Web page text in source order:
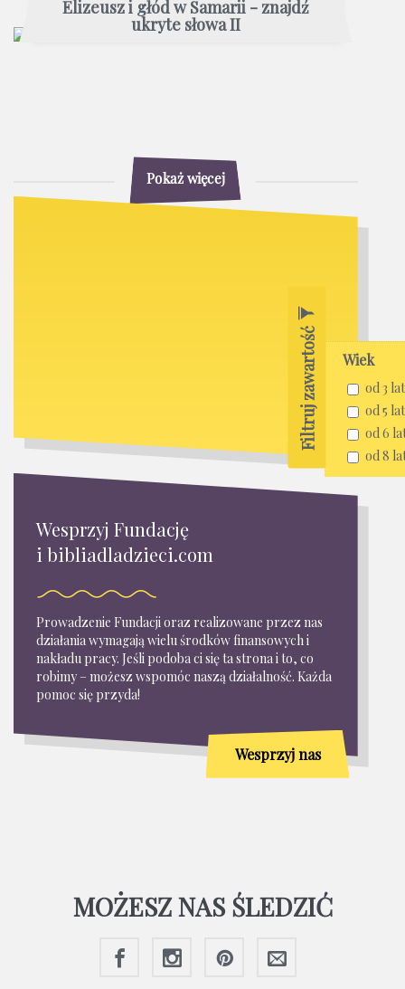
Elizeusz i głód w Samarii - znajdź
ukryte słowa II
Pokaż więcej
Filtruj zawartość Wiek
od 3 lat
od 5 lat
od 6
od 8
Wesprzyj Fundację
i bibliadladzieci.com
Prowadzenie Fundacji oraz realizowane przez nas
działania wymagają wielu środków finansowych i
nakładu pracy. Jeśli podoba ci się ta strona i to, co
robimy – możesz wspomóc naszą działalność. Każda
pomoc się przyda!
Wesprzyj nas
MOŻESZ NAS ŚLEDZIĆ